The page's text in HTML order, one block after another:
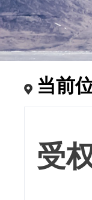
当前
受